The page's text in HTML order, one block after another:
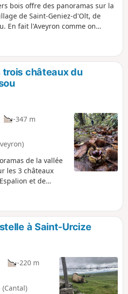
bois offre des panoramas sur la
de Saint-Geniez-d'Olt, de
En fait l'Aveyron comme on
trois châteaux du
-347 m
de la vallée
les 3 châteaux
et de
à Estaing. POINT
a été
les sociétés de
donc partage de
respect de tous
à Saint-Urcize
-220 m